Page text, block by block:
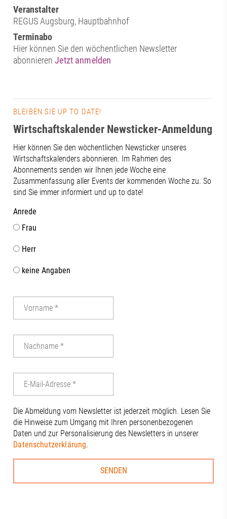
Veranstalter
REGUS Augsburg, Hauptbahnhof
Terminabo
Hier können Sie den wöchentlichen Newsletter
abonnierenJetzt anmelden
BLEIBEN SIE UP TO DATE!
Wirtschaftskalender Newsticker-Anmeldung
Hier können Sie den wöchentlichen Newsticker unseres
Wirtschaftskalenders abonnieren. Im Rahmen des
Abonnements senden wir Ihnen jede Woche eine
Zusammenfassung aller Events der kommenden Woche zu. So
sind Sie immer informiert und up to date!
Anrede
Frau
Herr
keine Angaben
Die Abmeldung vom Newsletter ist jederzeit möglich. Lesen Sie
die Hinweise zum Umgang mit Ihren personenbezogenen
Daten und zur Personalisierung des Newsletters in unserer
Datenschutzerklärung.